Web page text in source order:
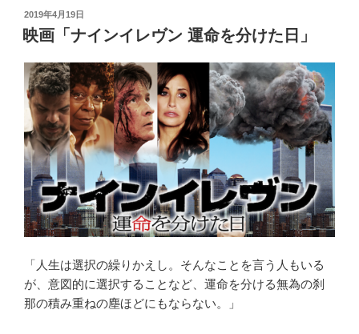
投
稿
日:
2019年4月19日
映画「ナインイレヴン 運命を分けた日」
「人生は選択の繰りかえし。そんなことを言う人もいる
が、意図的に選択することなど、運命を分ける無為の刹
那の積み重ねの塵ほどにもならない。」